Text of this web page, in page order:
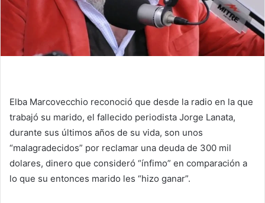
Elba Marcovecchio reconoció que desde la radio en la que
trabajó su marido, el fallecido periodista Jorge Lanata,
durante sus últimos años de su vida, son unos
“malagradecidos” por reclamar una deuda de 300 mil
dolares, dinero que consideró “ínfimo” en comparación a
lo que su entonces marido les “hizo ganar”.